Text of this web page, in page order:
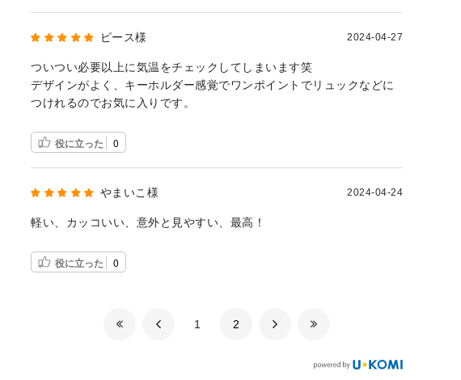
ピース様 2024-04-27
ついつい必要以上に気温をチェックしてしまいます笑
デザインがよく、キーホルダー感覚でワンポイントでリュックなどに
つけれるのでお気に入りです。
役に立った 0
やまいこ様 2024-04-24
軽い、カッコいい、意外と見やすい、最高！
役に立った 0
​1 ​2